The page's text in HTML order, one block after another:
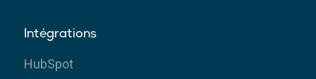
Intégrations
HubSpot